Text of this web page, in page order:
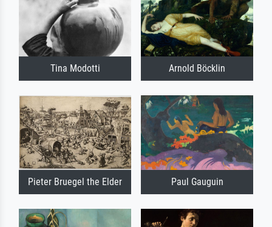
Tina Modotti Arnold Böcklin
Pieter Bruegel the Elder Paul Gauguin